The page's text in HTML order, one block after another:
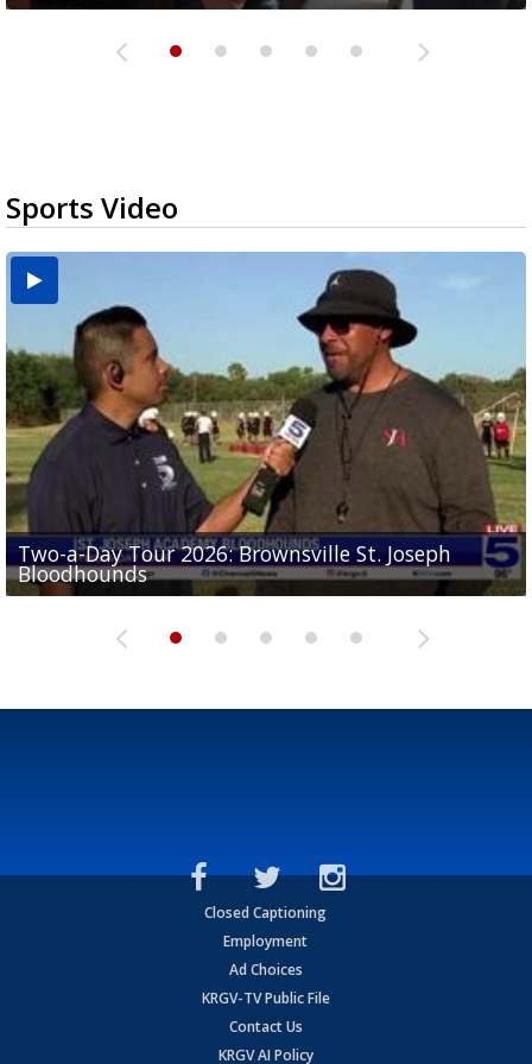
Sports Video
Two-a-Day Tour 2026: Brownsville St. Joseph
Bloodhounds
Two-a-Day Tour 2026: St. Joseph Academy
Bloodhounds
Two-a-Day Tour 2026: Sharyland Rattlers
Sit-down interview with UTRGV wide receiver
Tavian Cord
Two-a-Day Tour 2026: Raymondville Bearkats
Closed Captioning
Employment
Ad Choices
KRGV-TV Public File
Contact Us
KRGV AI Policy